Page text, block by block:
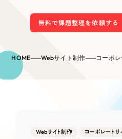
選ばれる理由
お役立ち情報
コーポレートサイト制作
Company
無料で課題整理を依頼する
HOME Webサイト制作 コーポ
Webサイト制作 コーポレートサ